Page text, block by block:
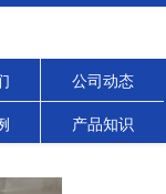
公司动态
产品知识